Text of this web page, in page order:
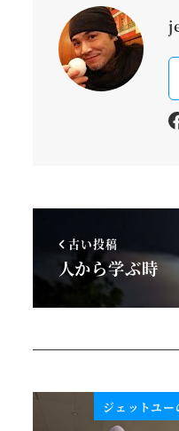
古い投稿
人から学ぶ時
ジェットユー